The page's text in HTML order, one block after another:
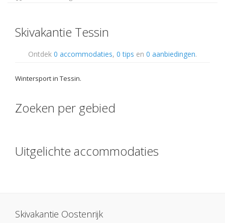
Skivakantie Tessin
Ontdek 0 accommodaties, 0 tips en 0 aanbiedingen.
Wintersport in Tessin.
Zoeken per gebied
Uitgelichte accommodaties
Skivakantie Oostenrijk